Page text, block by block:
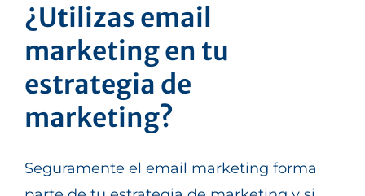
¿Utilizas email
marketing en tu
estrategia de
marketing?
Seguramente el email marketing forma